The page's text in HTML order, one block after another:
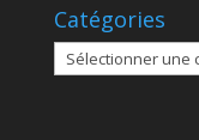
Catégories
Catégories